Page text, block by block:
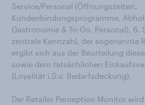
Service/Personal (Öffnungszeiten,
Kundenbindungsprogramme,
Gastronomie & To-Go, Personal), 6.
zentrale Kennzahl, der sogenannte
ergibt sich aus der Beurteilung
sowie dem tatsächlichen
(Loyalität i.S.v. Bedarfsdeckung).
Der Retailer Perception Monitor